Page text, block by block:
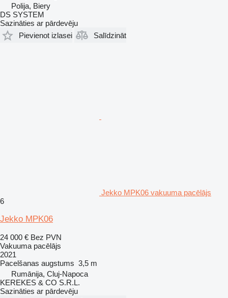
Polija, Biery
DS SYSTEM
Sazināties ar pārdevēju
Pievienot izlasei
Salīdzināt
Jekko MPK06 vakuuma pacēlājs
6
Jekko MPK06
24 000 € Bez PVN
Vakuuma pacēlājs
2021
Pacelšanas augstums 3,5 m
Rumānija, Cluj-Napoca
KEREKES & CO S.R.L.
Sazināties ar pārdevēju